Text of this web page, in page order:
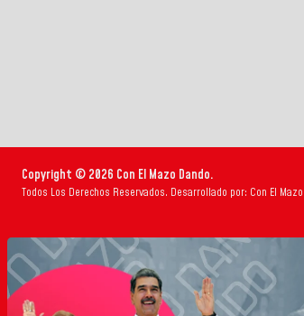
Copyright © 2026 Con El Mazo Dando.
Todos Los Derechos Reservados. Desarrollado por: Con El